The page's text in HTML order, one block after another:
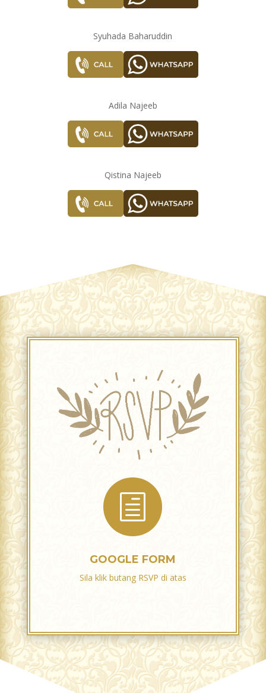
Syuhada Baharuddin
Adila Najeeb
Qistina Najeeb
h
GOOGLE FORM
Sila klik butang RSVP di atas